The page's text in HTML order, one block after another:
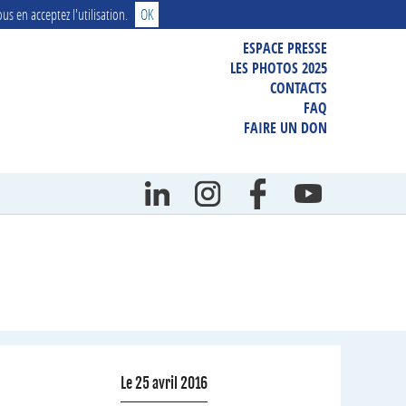
en acceptez l'utilisation. OK
ESPACE PRESSE
PHOTOS, FILMS, VISUELS
DOSSIER DE PRESSE
COMMUNIQUÉ DE PRESSE
LES PHOTOS 2025
CONTACTS
FAQ
FAIRE UN DON
Le 25 avril 2016